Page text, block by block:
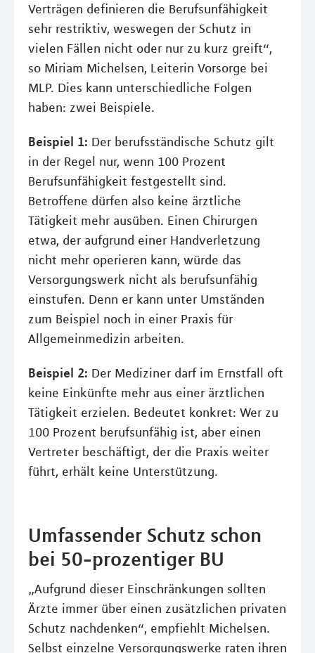
Verträgen definieren die Berufsunfähigkeit
sehr restriktiv, weswegen der Schutz in
vielen Fällen nicht oder nur zu kurz greift“,
so Miriam Michelsen, Leiterin Vorsorge bei
MLP. Dies kann unterschiedliche Folgen
haben: zwei Beispiele.
Beispiel 1: Der berufsständische Schutz gilt
in der Regel nur, wenn 100 Prozent
Berufsunfähigkeit festgestellt sind.
Betroffene dürfen also keine ärztliche
Tätigkeit mehr ausüben. Einen Chirurgen
etwa, der aufgrund einer Handverletzung
nicht mehr operieren kann, würde das
Versorgungswerk nicht als berufsunfähig
einstufen. Denn er kann unter Umständen
zum Beispiel noch in einer Praxis für
Allgemeinmedizin arbeiten.
Beispiel 2: Der Mediziner darf im Ernstfall oft
keine Einkünfte mehr aus einer ärztlichen
Tätigkeit erzielen. Bedeutet konkret: Wer zu
100 Prozent berufsunfähig ist, aber einen
Vertreter beschäftigt, der die Praxis weiter
führt, erhält keine Unterstützung.
Umfassender Schutz schon
bei 50-prozentiger BU
„Aufgrund dieser Einschränkungen sollten
Ärzte immer über einen zusätzlichen privaten
Schutz nachdenken“, empfiehlt Michelsen.
Selbst einzelne Versorgungswerke raten ihren